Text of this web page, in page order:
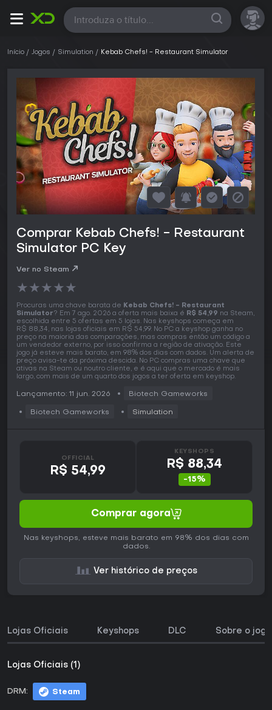
Todas
Início Jogos Simulation Kebab Chefs! - Restaurant Simulator
Comprar Kebab Chefs! - Restaurant
Simulator PC Key
Ver no Steam
★★★★★
Procuras uma chave barata de Kebab Chefs! - Restaurant
Simulator? Em 7 ago. 2026 a oferta mais baixa é R$ 54,99 na Steam,
escolhida entre 5 ofertas em 5 lojas. Nas keyshops começa em
R$ 88,34, nas lojas oficiais em R$ 54,99. No PC a keyshop ganha no
preço na maioria das comparações, mas compras então um código a
um vendedor externo, por isso confirma a região de ativação. Este
jogo já esteve mais barato, em 98% dos dias com dados. Um alerta de
preço avisa-te da próxima descida. No PC compras uma chave que
ativas na Steam ou noutro cliente, e é aqui que o mercado é mais
largo, com mais de um quarto dos jogos a ter oferta em keyshop.
Lançamento: 11 jun. 2026 Biotech Gameworks
Biotech Gameworks Simulation
OFFICIAL
R$ 54,99
KEYSHOPS
R$ 88,34
-15%
Comprar agora
Nas keyshops, esteve mais barato em 98% dos dias com
dados.
Ver histórico de preços
Lojas Oficiais Keyshops DLC Sobre o jogo
Lojas Oficiais (1)
DRM: Steam